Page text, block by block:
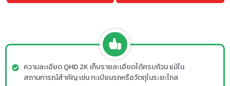
ความละเอียด QHD 2K เก็บรายละเอียดได้ครบถ้วน แม้ใน
สถานการณ์สำคัญ เช่น ทะเบียนรถหรือวัตถุในระยะไกล